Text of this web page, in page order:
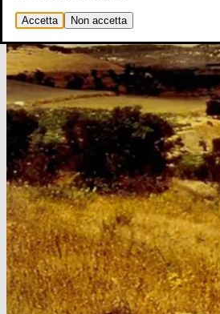
Accetta Non accetta